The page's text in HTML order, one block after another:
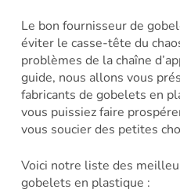
Le bon fournisseur de
éviter le casse-tête du
problèmes de la chaîne
guide, nous allons vous
fabricants de gobelets en
vous puissiez faire
vous soucier des petites
Voici notre liste des
gobelets en plastique :